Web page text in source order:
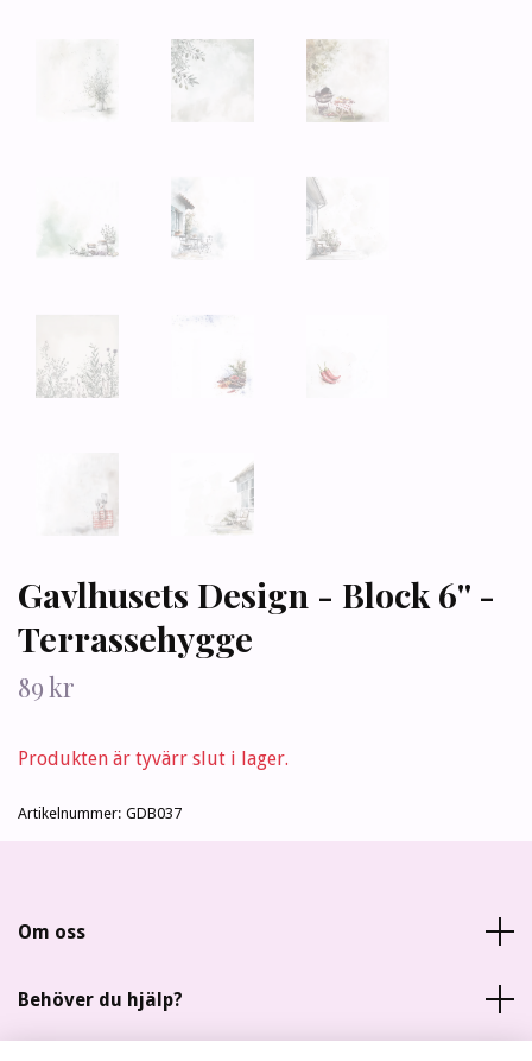
Gavlhusets Design - Block 6'' -
Terrassehygge
89 kr
Produkten är tyvärr slut i lager.
Artikelnummer: GDB037
Om oss
Behöver du hjälp?